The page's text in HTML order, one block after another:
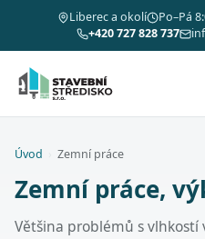
Liberec a okolí Po–Pá
+420 727 828 737
Úvod Zemní práce
Zemní práce,
Většina problémů s vlhkostí